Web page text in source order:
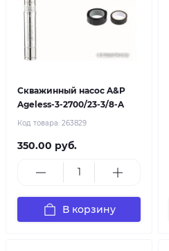
Скважинный насос A&P
Ageless-3-2700/23-3/8-A
Код товара: 263829
350.00 руб.
В корзину